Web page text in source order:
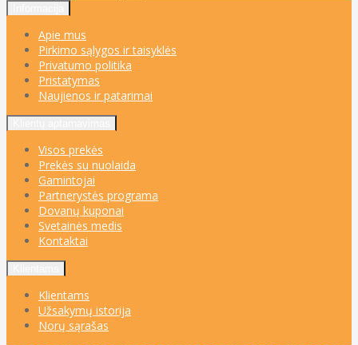
Apie mus
Pirkimo sąlygos ir taisyklės
Privatumo politika
Pristatymas
Naujienos ir patarimai
Visos prekės
Prekės su nuolaida
Gamintojai
Partnerystės programa
Dovanų kuponai
Svetainės medis
Kontaktai
Klientams
Užsakymų istorija
Norų sąrašas